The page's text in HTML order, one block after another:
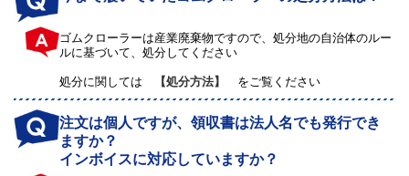
ゴムクローラーは産業廃棄物ですので、処分地の自治体のルー
ルに基づいて、処分してください
処分に関しては 【処分方法】 をご覧ください
注文は個人ですが、領収書は法人名でも発行でき
ますか？
インボイスに対応していますか？